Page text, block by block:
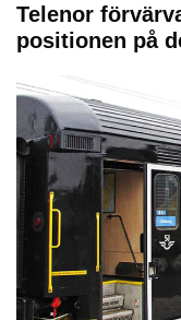
Telenor
positionen på